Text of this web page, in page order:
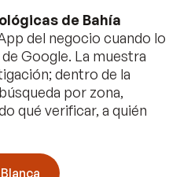
de Bahía
del negocio cuando lo
Google. La muestra
dentro de la
por zona,
qué verificar, a quién